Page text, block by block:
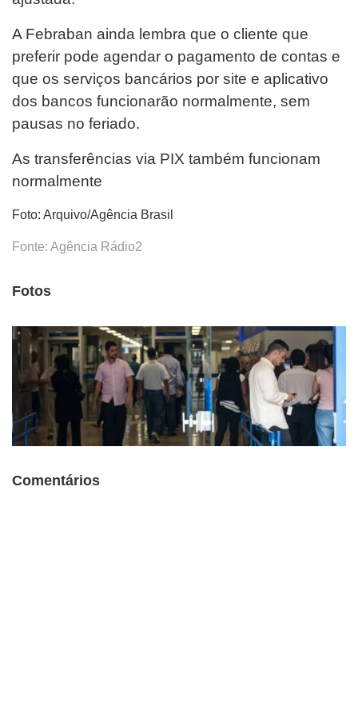
A Febraban ainda lembra que o cliente que
preferir pode agendar o pagamento de contas e
que os serviços bancários por site e aplicativo
dos bancos funcionarão normalmente, sem
pausas no feriado.
As transferências via PIX também funcionam
normalmente
Foto: Arquivo/Agência Brasil
Fonte: Agência Rádio2
Fotos
Comentários